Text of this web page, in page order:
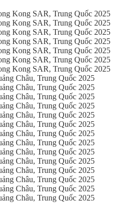
Kong SAR, Trung Quốc 2025
Kong SAR, Trung Quốc 2025
Kong SAR, Trung Quốc 2025
Kong SAR, Trung Quốc 2025
Kong SAR, Trung Quốc 2025
Kong SAR, Trung Quốc 2025
Kong SAR, Trung Quốc 2025
Châu, Trung Quốc 2025
Châu, Trung Quốc 2025
Châu, Trung Quốc 2025
Châu, Trung Quốc 2025
Châu, Trung Quốc 2025
Châu, Trung Quốc 2025
Châu, Trung Quốc 2025
Châu, Trung Quốc 2025
Châu, Trung Quốc 2025
Châu, Trung Quốc 2025
Châu, Trung Quốc 2025
Châu, Trung Quốc 2025
Châu, Trung Quốc 2025
Châu, Trung Quốc 2025